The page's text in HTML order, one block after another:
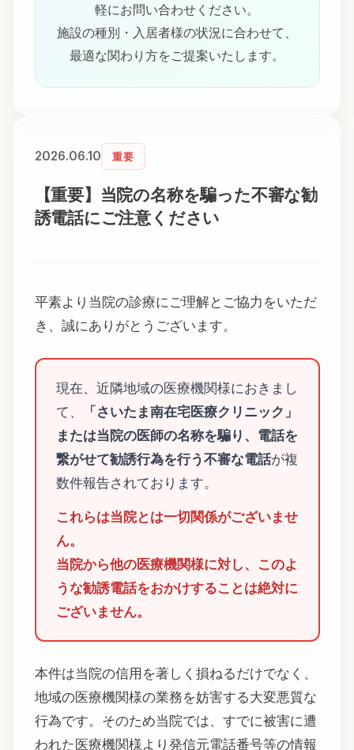
軽にお問い合わせください。
施設の種別・入居者様の状況に合わせて、
最適な関わり方をご提案いたします。
2026.06.10 重要
【重要】当院の名称を騙った不審な勧
誘電話にご注意ください
平素より当院の診療にご理解とご協力をいただ
き、誠にありがとうございます。
現在、近隣地域の医療機関様におきまし
て、
「さいたま南在宅医療クリニック」
または当院の医師の名称を騙り、電話を
繋がせて勧誘行為を行う不審な電話が複
数件報告されております。
これらは当院とは一切関係がございませ
ん。
当院から他の医療機関様に対し、このよ
うな勧誘電話をおかけすることは絶対に
ございません。
本件は当院の信用を著しく損ねるだけでなく、
地域の医療機関様の業務を妨害する大変悪質な
行為です。そのため当院では、すでに被害に遭
われた医療機関様より発信元電話番号等の情報